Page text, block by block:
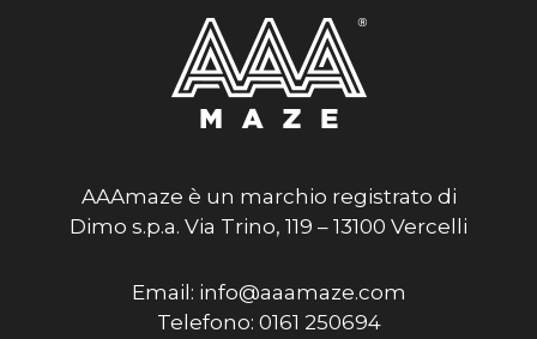
AAAmaze è un marchio registrato di
Dimo s.p.a. Via Trino, 119 – 13100 Vercelli
Email: info@aaamaze.com
Telefono: 0161 250694